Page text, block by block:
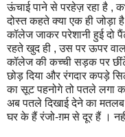
ऊंचाई पाने से परहेज़ रहा है ,
दोस्त कहते क्या एक ही जोड़ा
कॉलेज जाकर परेशानी हुई दो
रहते खुद ही , उस पर ऊपर
कॉलेज की कच्ची सड़क पर
छोड़ दिया और रंगदार कपड़े
का सूट पहनोगे तो पतले लगा
अब पतले दिखाई देने का
घर के हैं रंजो-ग़म से दूर हैं ।